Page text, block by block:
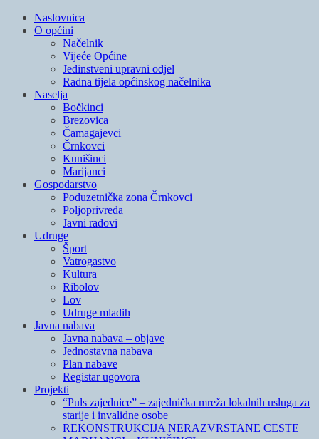
Naslovnica
O općini
Načelnik
Vijeće Općine
Jedinstveni upravni odjel
Radna tijela općinskog načelnika
Naselja
Bočkinci
Brezovica
Čamagajevci
Črnkovci
Kunišinci
Marijanci
Gospodarstvo
Poduzetnička zona Črnkovci
Poljoprivreda
Javni radovi
Udruge
Šport
Vatrogastvo
Kultura
Ribolov
Lov
Udruge mladih
Javna nabava
Javna nabava – objave
Jednostavna nabava
Plan nabave
Registar ugovora
Projekti
“Puls zajednice” – zajednička mreža lokalnih usluga za
starije i invalidne osobe
REKONSTRUKCIJA NERAZVRSTANE CESTE